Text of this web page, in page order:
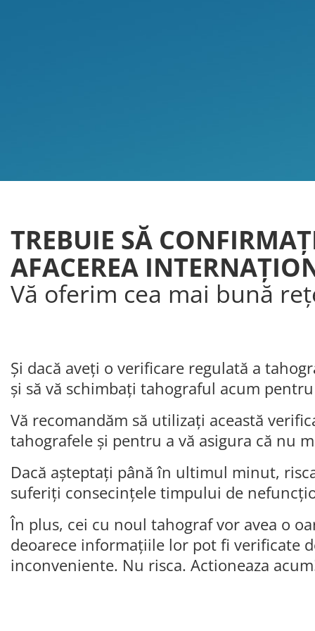
TREBUIE SĂ
AFACEREA
Vă oferim cea mai bună
Și dacă aveți o verificare regulată a
și să vă schimbați tahograful acum
Vă recomandăm să utilizați această
tahografele și pentru a vă asigura că nu
Dacă așteptați până în ultimul minut,
suferiți consecințele timpului de
În plus, cei cu noul tahograf vor avea o
deoarece informațiile lor pot fi verificate
inconveniente. Nu risca. Actioneaza